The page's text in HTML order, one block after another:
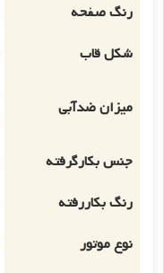
رنگ صفحه
شکل قاب
میزان ضدآبی
جنس بکارگرفته
رنگ بکاررفته
نوع موتور